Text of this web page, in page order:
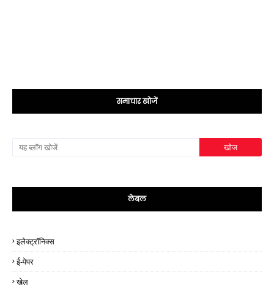
समाचार खोजें
लेबल
इलेक्ट्रॉनिक्स
ई-पेपर
खेल